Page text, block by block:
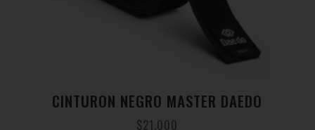
CINTURON NEGRO MASTER DAEDO
$21.000